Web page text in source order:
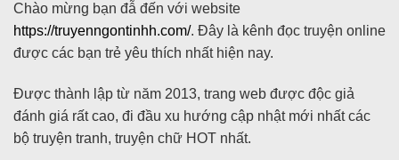
Chào mừng bạn đẫ đến với website
https://truyenngontinhh.com/. Đây là kênh đọc truyện online
được các bạn trẻ yêu thích nhất hiện nay.
Được thành lập từ năm 2013, trang web được độc giả
đánh giá rất cao, đi đầu xu hướng cập nhật mới nhất các
bộ truyện tranh, truyện chữ HOT nhất.